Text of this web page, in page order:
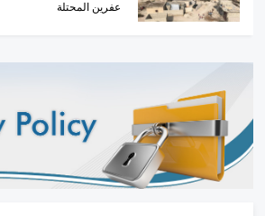
عفرين المحتلة